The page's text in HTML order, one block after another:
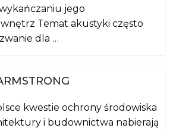
jego
Temat akustyki często
dla …
kwestie ochrony środowiska
i budownictwa nabierają